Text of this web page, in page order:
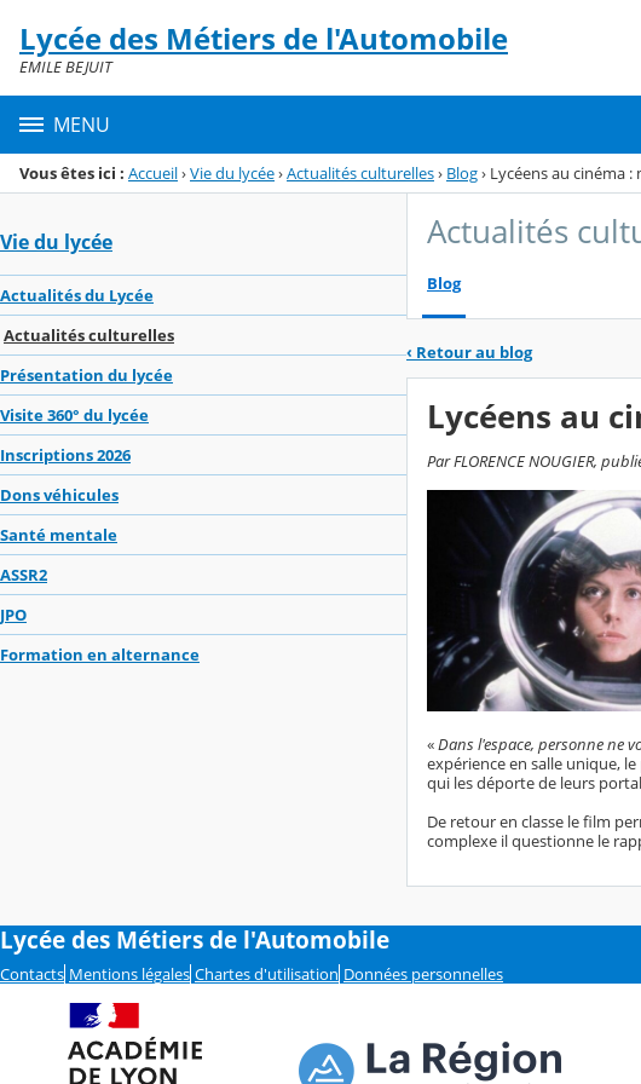
Menu de la rubrique
Contenu
Lycée des Métiers de l'Automobile
EMILE BEJUIT
MENU
Vous êtes ici : Accueil›Vie du lycée›Actualités culturelles› Blog› Lycéens au cinéma
Vie du lycée
Actualités du Lycée
Actualités culturelles
Présentation du lycée
Visite 360° du lycée
Inscriptions 2026
Dons véhicules
Santé mentale
ASSR2
JPO
Formation en alternance
Actualités
Blog
‹ Retour au blog
Lycéens au
Par FLORENCE NOUGIER,
«Dans l'espace, personne ne
expérience en salle unique,
qui les déporte de leurs
De retour en classe le film
complexe il questionne le
Lycée des Métiers de l'Automobile
Contacts Mentions légales Chartes d'utilisation Données personnelles